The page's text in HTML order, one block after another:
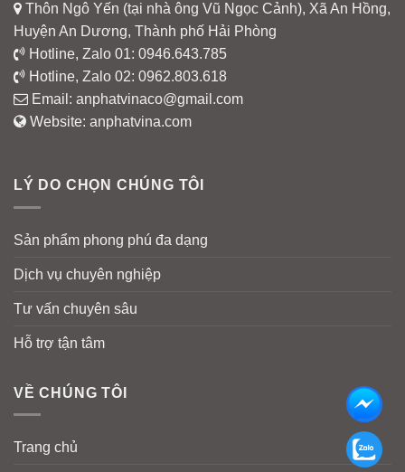
Thôn Ngô Yến (tại nhà ông Vũ Ngọc Cảnh), Xã An Hồng,
Huyện An Dương, Thành phố Hải Phòng
Hotline, Zalo 01: 0946.643.785
Hotline, Zalo 02: 0962.803.618
Email: anphatvinaco@gmail.com
Website: anphatvina.com
LÝ DO CHỌN CHÚNG TÔI
Sản phẩm phong phú đa dạng
Dịch vụ chuyên nghiệp
Tư vấn chuyên sâu
Hỗ trợ tận tâm
VỀ CHÚNG TÔI
Trang chủ